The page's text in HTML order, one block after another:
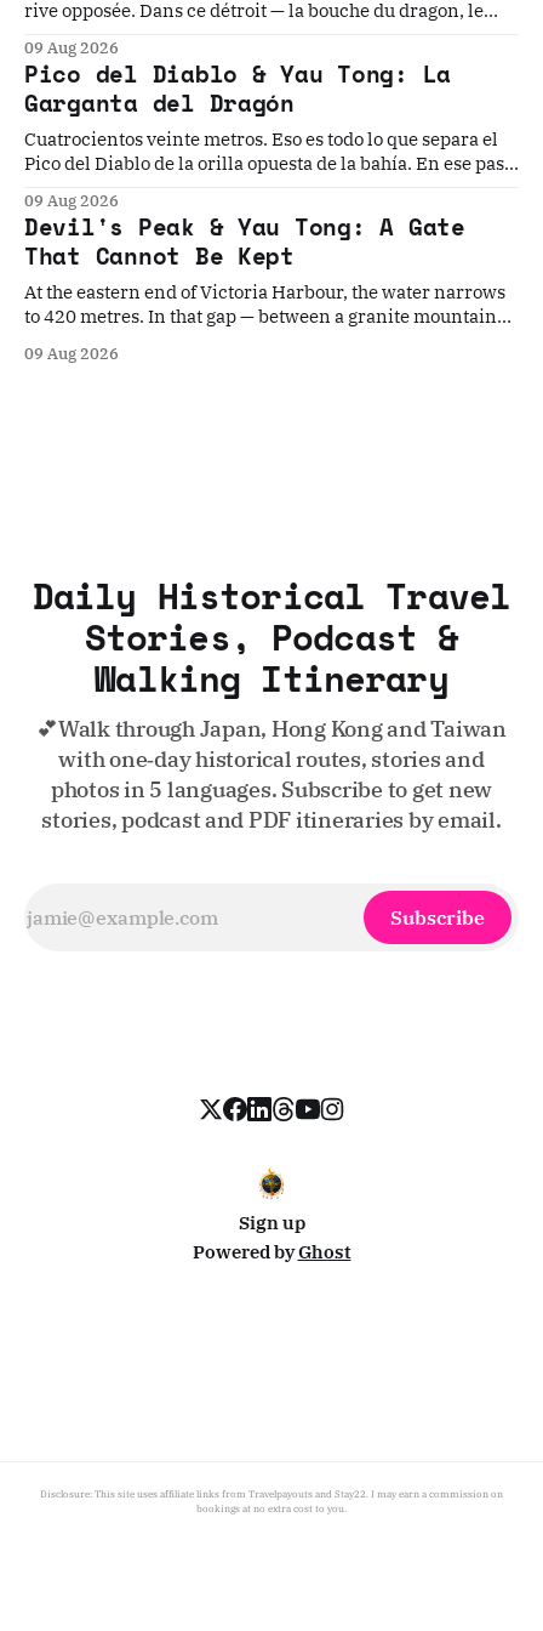
rive opposée. Dans ce détroit — la bouche du dragon, le
cru pouvoir s'établir durablement. Aucune n'y est
parvenue.
09 Aug 2026
Pico del Diablo & Yau Tong: La
Garganta del Dragón
Cuatrocientos veinte metros. Eso es todo lo que separa el
Pico del Diablo de la orilla opuesta de la bahía. En ese paso
dinastía, el Imperio Británico instaló el último torpedo
guiado del mundo...
09 Aug 2026
Devil's Peak & Yau Tong: A Gate
That Cannot Be Kept
At the eastern end of Victoria Harbour, the water narrows
to 420 metres. In that gap — between a granite mountain
contain the world's last Brennan torpedo
09 Aug 2026
Daily Historical Travel
Stories, Podcast &
Walking Itinerary
💕Walk through Japan, Hong Kong and Taiwan
with one‑day historical routes, stories and
photos in 5 languages. Subscribe to get new
stories, podcast and PDF itineraries by email.
Subscribe
Sign up
Powered byGhost
Disclosure: This site uses affiliate links from Travelpayouts and Stay22. I may earn a commission on
bookings at no extra cost to you.